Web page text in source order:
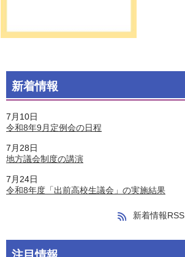
新着情報
7月10日
令和8年9月定例会の日程
7月28日
地方議会制度の講演
7月24日
令和8年度「出前高校生議会」の実施結果
新着情報RSS